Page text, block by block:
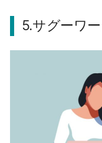
5.サグーワ